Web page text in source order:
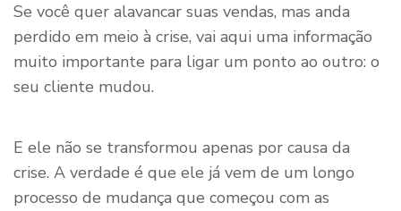
Se você quer alavancar suas vendas, mas anda
perdido em meio à crise, vai aqui uma informação
muito importante para ligar um ponto ao outro: o
seu cliente mudou.
E ele não se transformou apenas por causa da
crise. A verdade é que ele já vem de um longo
processo de mudança que começou com as